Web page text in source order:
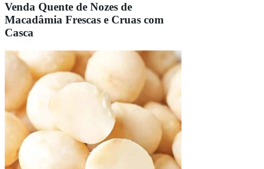
Venda Quente de Nozes de
Macadâmia Frescas e Cruas com
Casca